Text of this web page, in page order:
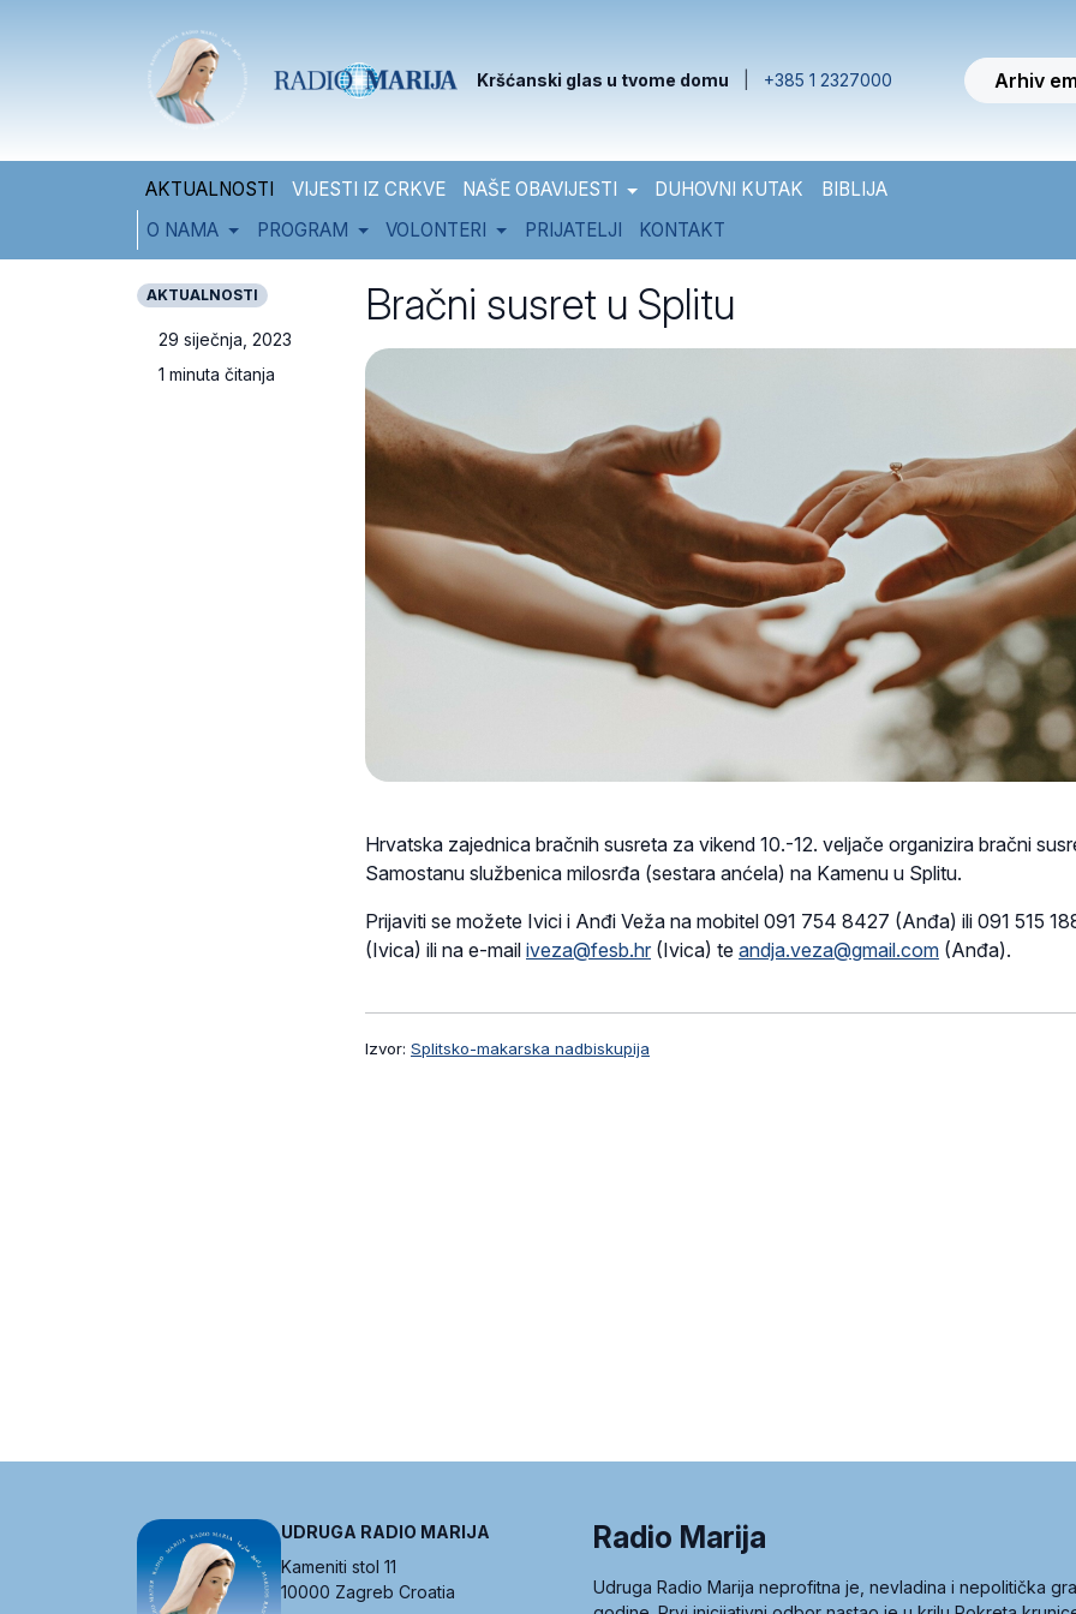
Kršćanski glas u tvome domu +385 1 2327000 Arhiv
AKTUALNOSTI VIJESTI IZ CRKVE NAŠE OBAVIJESTI DUHOVNI KUTAK
BIBLIJA
O NAMA
PROGRAM VOLONTERI PRIJATELJI KONTAKT
AKTUALNOSTI
29 siječnja, 2023
1 minuta čitanja
Bračni susret u Splitu
Hrvatska zajednica bračnih susreta za vikend 10.-12. veljače organizira bračni
Samostanu službenica milosrđa (sestara anćela) na Kamenu u Splitu.
Prijaviti se možete Ivici i Anđi Veža na mobitel 091 754 8427 (Anđa) ili 091 515
(Ivica) ili na e-mail iveza@fesb.hr (Ivica) te andja.veza@gmail.com (Anđa).
Izvor: Splitsko-makarska nadbiskupija
UDRUGA RADIO MARIJA
Kameniti stol 11
10000 Zagreb Croatia
Radio Marija
Udruga Radio Marija neprofitna je, nevladina i nepolitička